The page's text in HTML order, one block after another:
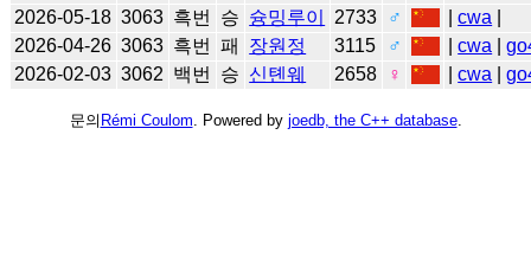
2026-05-18 3063 흑번 승 슝밍루이 2733 ♂ |cwa
2026-04-26 3063 흑번 패 장원정 3115 ♂ |cwa |
2026-02-03 3062 백번 승 신톈웨 2658 ♀ |cwa |
문의 Rémi Coulom . Powered by joedb, the C++ database.